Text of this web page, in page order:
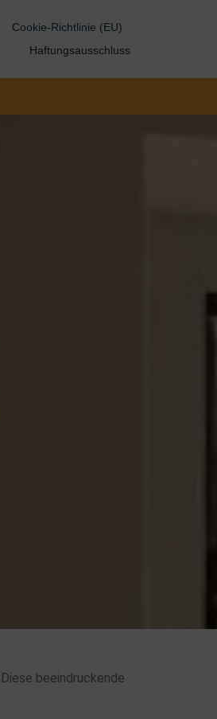
Cookie-Richtlinie (EU)
Haftungsausschluss
beeindruckende